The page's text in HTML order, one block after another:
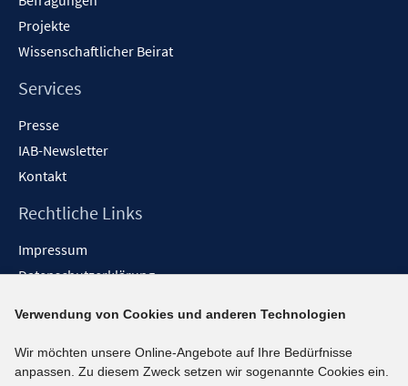
Projekte
Wissenschaftlicher Beirat
Services
Presse
IAB-Newsletter
Kontakt
Rechtliche Links
Impressum
Datenschutzerklärung
Barrieren melden
Social-Media-Kanäle
Verwendung von Cookies und anderen Technologien
Wir möchten unsere Online-Angebote auf Ihre Bedürfnisse
anpassen. Zu diesem Zweck setzen wir sogenannte Cookies ein.